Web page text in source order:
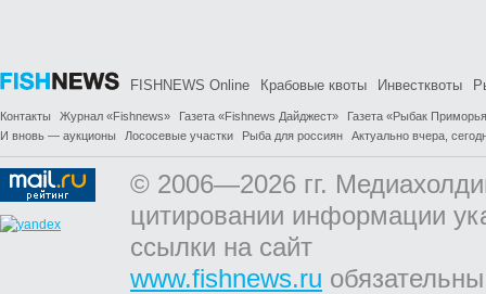
FISHNEWS Online Крабовые квоты Инвестквоты
Контакты Журнал «Fishnews» Газета «Fishnews Дайджест»
Газета «Рыбак
И вновь — аукционы
Лососевые участки Рыба для россиян Актуально вчера,
© 2006—2026 гг.
цитировании информации
ссылки на сайт
www.fishnews.ru